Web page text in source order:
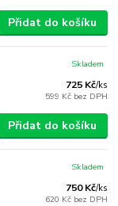
Přidat do košíku
725 Kč/ks
599 Kč bez DPH
Skladem
Přidat do košíku
750 Kč/ks
620 Kč bez DPH
Skladem